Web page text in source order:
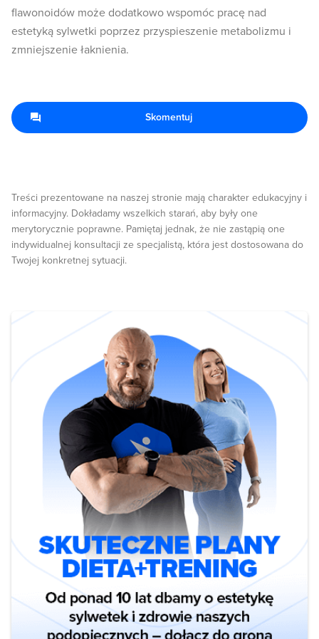
flawonoidów może dodatkowo wspomóc pracę nad
estetyką sylwetki poprzez przyspieszenie metabolizmu i
zmniejszenie łaknienia.
Treści prezentowane na naszej stronie mają charakter edukacyjny i
informacyjny. Dokładamy wszelkich starań, aby były one
merytorycznie poprawne. Pamiętaj jednak, że nie zastąpią one
indywidualnej konsultacji ze specjalistą, która jest dostosowana do
Twojej konkretnej sytuacji.
Skomentuj